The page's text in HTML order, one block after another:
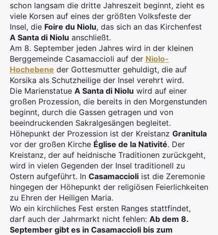
schon langsam die dritte Jahreszeit beginnt, zieht es
viele Korsen auf eines der größten Volksfeste der
Insel, die Foire du Niolu, das sich an das Kirchenfest
A Santa di Niolu anschließt.
Am 8. September jeden Jahres wird in der kleinen
Berggemeinde Casamaccioli auf der Niolo-
Hochebene der Gottesmutter gehuldigt, die auf
Korsika als Schutzheilige der Insel verehrt wird.
Die Marienstatue A Santa di Niolu wird auf einer
großen Prozession, die bereits in den Morgenstunden
beginnt, durch die Gassen getragen und von
beeindruckenden Sakralgesängen begleitet.
Höhepunkt der Prozession ist der Kreistanz Granitula
vor der großen Kirche Église de la Nativité. Der
Kreistanz, der auf heidnische Traditionen zurückgeht,
wird in vielen Gegenden der Insel traditionell zu
Ostern aufgeführt. In Casamaccioli ist die Zeremonie
hingegen der Höhepunkt der religiösen Feierlichkeiten
zu Ehren der Heiligen Maria.
Wo ein kirchliches Fest ersten Ranges stattfindet,
darf auch der Jahrmarkt nicht fehlen: Ab dem 8.
September gibt es in Casamaccioli bis zum